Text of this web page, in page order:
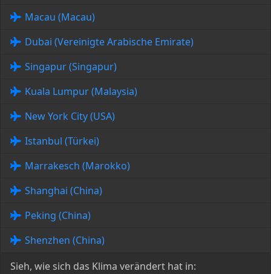
Macau (Macau)
Dubai (Vereinigte Arabische Emirate)
Singapur (Singapur)
Kuala Lumpur (Malaysia)
New York City (USA)
Istanbul (Türkei)
Marrakesch (Marokko)
Shanghai (China)
Peking (China)
Shenzhen (China)
Sieh, wie sich das Klima verändert hat in: